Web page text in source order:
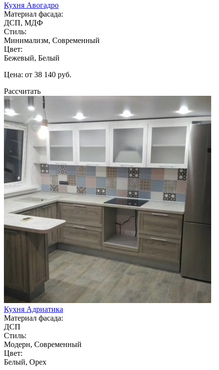
Кухня Авогадро
Материал фасада:
ДСП, МДФ
Стиль:
Минимализм, Современный
Цвет:
Бежевый, Белый
Цена: от 38 140 руб.
Рассчитать
Кухня Адриатика
Материал фасада:
ДСП
Стиль:
Модерн, Современный
Цвет:
Белый, Орех